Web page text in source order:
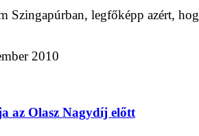
Szingapúrban, legfőképp azért,
2010
az Olasz Nagydíj előtt